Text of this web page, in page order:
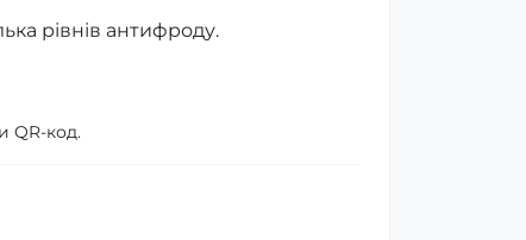
рівнів антифроду.
QR-код.